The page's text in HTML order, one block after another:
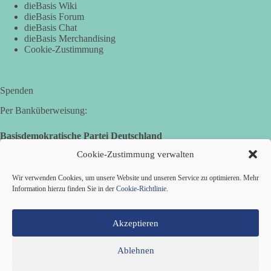
Cookie-Zustimmung verwalten
Wir verwenden Cookies, um unsere Website und unseren Service zu optimieren. Mehr
Information hierzu finden Sie in der Cookie-Richtlinie.
Akzeptieren
Ablehnen
Feind“ statt.
Hier ein Auszug aus der Rede von der
Bundestagsabgeordneten Sevim Dağdelen (BSW).
Revanchismus!“
👉 Hier geht es zum vollständigen Video:
si=2b_C6GgNY9EB-rXw
❤️ Wir freuen uns über deine Unterstützung:
#russandistnichtunserFeind
dieBasis Wiki
dieBasis Forum
dieBasis Chat
dieBasis Merchandising
Cookie-Zustimmung
Spenden
Per Banküberweisung:
Basisdemokratische Partei Deutschland
IBAN: DE16 6539 0120 0434 1370 06
BIC: GENODES1EBI